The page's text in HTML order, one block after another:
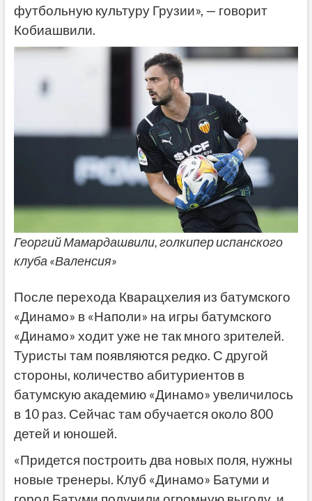
футбольную культуру Грузии», — говорит
Кобиашвили.
Георгий Мамардашвили, голкипер испанского
клуба «Валенсия»
После перехода Кварацхелия из батумского
«Динамо» в «Наполи» на игры батумского
«Динамо» ходит уже не так много зрителей.
Туристы там появляются редко. С другой
стороны, количество абитуриентов в
батумскую академию «Динамо» увеличилось
в 10 раз. Сейчас там обучается около 800
детей и юношей.
«Придется построить два новых поля, нужны
новые тренеры. Клуб «Динамо» Батуми и